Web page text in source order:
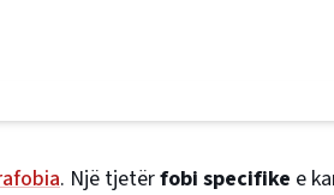
. Një tjetërfobi specifike e